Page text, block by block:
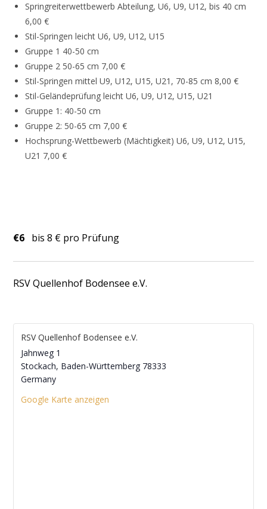
Springreiterwettbewerb Abteilung, U6, U9, U12, bis 40 cm
6,00 €
Stil-Springen leicht U6, U9, U12, U15
Gruppe 1 40-50 cm
Gruppe 2 50-65 cm 7,00 €
Stil-Springen mittel U9, U12, U15, U21, 70-85 cm 8,00 €
Stil-Geländeprüfung leicht U6, U9, U12, U15, U21
Gruppe 1: 40-50 cm
Gruppe 2: 50-65 cm 7,00 €
Hochsprung-Wettbewerb (Mächtigkeit) U6, U9, U12, U15,
U21 7,00 €
€6 bis 8 € pro Prüfung
RSV Quellenhof Bodensee e.V.
RSV Quellenhof Bodensee e.V.
Jahnweg 1
Stockach, Baden-Württemberg 78333
Germany
Google Karte anzeigen